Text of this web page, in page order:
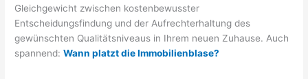
Gleichgewicht zwischen kostenbewusster
Entscheidungsfindung und der Aufrechterhaltung des
gewünschten Qualitätsniveaus in Ihrem neuen Zuhause. Auch
spannend:Wann platzt die Immobilienblase?